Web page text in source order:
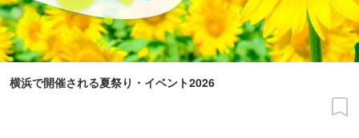
横浜で開催される夏祭り・イベント2026